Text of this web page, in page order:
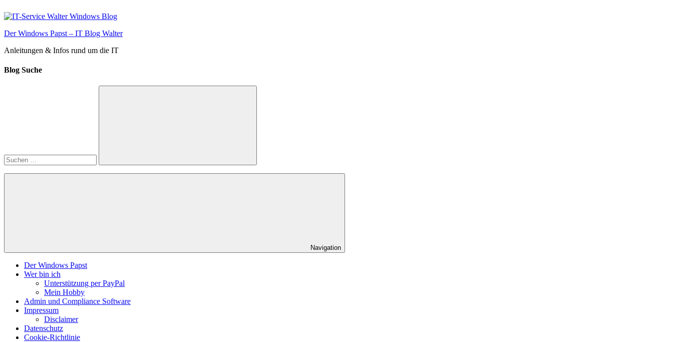
Inhalt
Der Windows Papst – IT Blog Walter
Anleitungen & Infos rund um die IT
Blog Suche
Suchen
Navigation
Der Windows Papst
Wer bin ich
Unterstützung per PayPal
Mein Hobby
Admin und Compliance Software
Impressum
Disclaimer
Datenschutz
Cookie-Richtlinie